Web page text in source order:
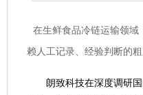
在生鲜食品冷链运输领
赖人工记录、经验判断的
朗致科技在深度调研